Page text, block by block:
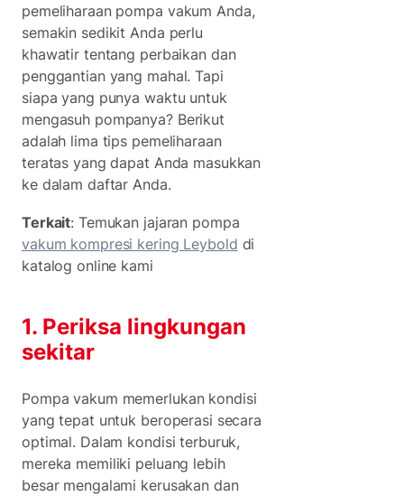
pemeliharaan pompa vakum Anda,
semakin sedikit Anda perlu
khawatir tentang perbaikan dan
penggantian yang mahal. Tapi
siapa yang punya waktu untuk
mengasuh pompanya? Berikut
adalah lima tips pemeliharaan
teratas yang dapat Anda masukkan
ke dalam daftar Anda.
Terkait: Temukan jajaran pompa
vakum kompresi kering Leybold di
katalog online kami
1. Periksa lingkungan
sekitar
Pompa vakum memerlukan kondisi
yang tepat untuk beroperasi secara
optimal. Dalam kondisi terburuk,
mereka memiliki peluang lebih
besar mengalami kerusakan dan